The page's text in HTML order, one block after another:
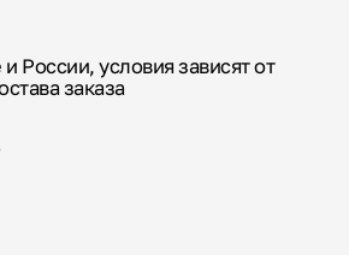
России, условия зависят от
заказа